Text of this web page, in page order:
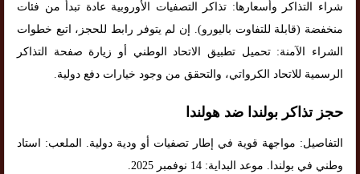
شراء التذاكر وأسعارها: تذاكر التصفيات الأوروبية عادة تبدأ من فئات
منخفضة (قابلة للتفاوت باليورو). إن لم يتوفر رابط للحجز، اتبع خطوات
الشراء الآمنة: تحميل تطبيق الاتحاد الوطني أو زيارة صفحة التذاكر
الرسمية للاتحاد الكرواتي، والتحقق من وجود خيارات دفع دولية.
حجز تذاكر بولندا ضد هولندا
التفاصيل: مواجهة قوية في إطار تصفيات أو ودية دولية. الملعب: استاد
وطني في بولندا. موعد البداية: 14 نوفمبر 2025.